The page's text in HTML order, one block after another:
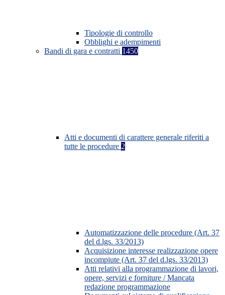
Tipologie di controllo
Obblighi e adempimenti
Bandi di gara e contratti 1450
Atti e documenti di carattere generale riferiti a
tutte le procedure 2
Automatizzazione delle procedure (Art. 37
del d.lgs. 33/2013)
Acquisizione interesse realizzazione opere
incompiute (Art. 37 del d.lgs. 33/2013)
Atti relativi alla programmazione di lavori,
opere, servizi e forniture / Mancata
redazione programmazione